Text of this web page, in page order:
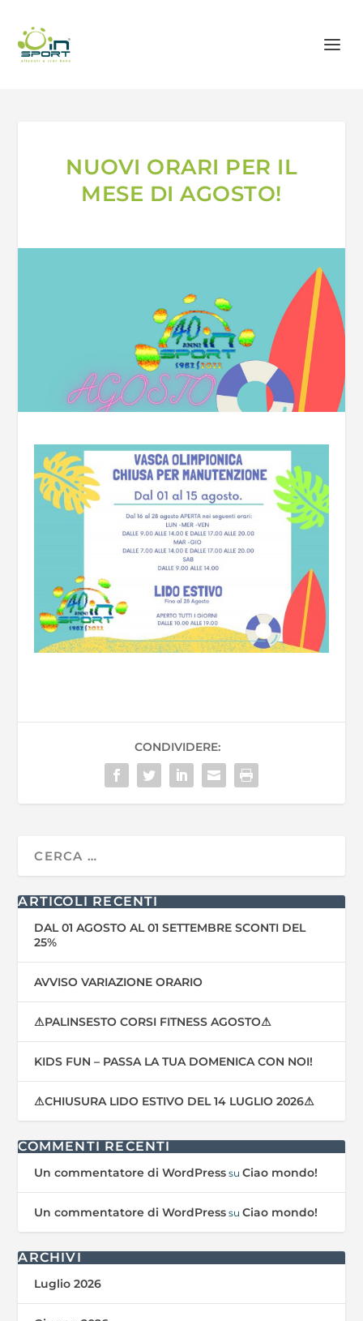
NUOVI ORARI PER IL
MESE DI AGOSTO!
CONDIVIDERE:
ARTICOLI RECENTI
DAL 01 AGOSTO AL 01 SETTEMBRE SCONTI DEL
25%
AVVISO VARIAZIONE ORARIO
⚠PALINSESTO CORSI FITNESS AGOSTO⚠
KIDS FUN – PASSA LA TUA DOMENICA CON NOI!
⚠CHIUSURA LIDO ESTIVO DEL 14 LUGLIO 2026⚠
COMMENTI RECENTI
Un commentatore di WordPress suCiao mondo!
Un commentatore di WordPress suCiao mondo!
ARCHIVI
Luglio 2026